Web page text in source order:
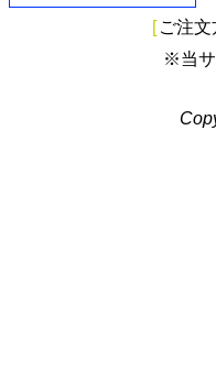
[ ご注文
※当サ